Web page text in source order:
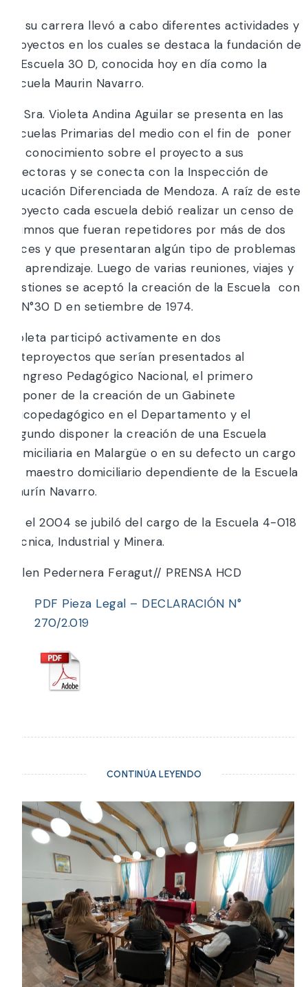
En su carrera llevó a cabo diferentes actividades y
proyectos en los cuales se destaca la fundación de
la Escuela 30 D, conocida hoy en día como la
Escuela Maurin Navarro.
La Sra. Violeta Andina Aguilar se presenta en las
Escuelas Primarias del medio con el fin de poner
en conocimiento sobre el proyecto a sus
directoras y se conecta con la Inspección de
Educación Diferenciada de Mendoza. A raíz de este
proyecto cada escuela debió realizar un censo de
alumnos que fueran repetidores por más de dos
veces y que presentaran algún tipo de problemas
de aprendizaje. Luego de varias reuniones, viajes y
gestiones se aceptó la creación de la Escuela con
el N°30 D en setiembre de 1974.
Violeta participó activamente en dos
anteproyectos que serían presentados al
Congreso Pedagógico Nacional, el primero
disponer de la creación de un Gabinete
Psicopedagógico en el Departamento y el
segundo disponer la creación de una Escuela
Domiciliaria en Malargüe o en su defecto un cargo
de maestro domiciliario dependiente de la Escuela
Maurín Navarro.
En el 2004 se jubiló del cargo de la Escuela 4-018
Técnica, Industrial y Minera.
Belen Pedernera Feragut// PRENSA HCD
PDF Pieza Legal – DECLARACIÓN N°
270/2.019
CONTINÚA LEYENDO